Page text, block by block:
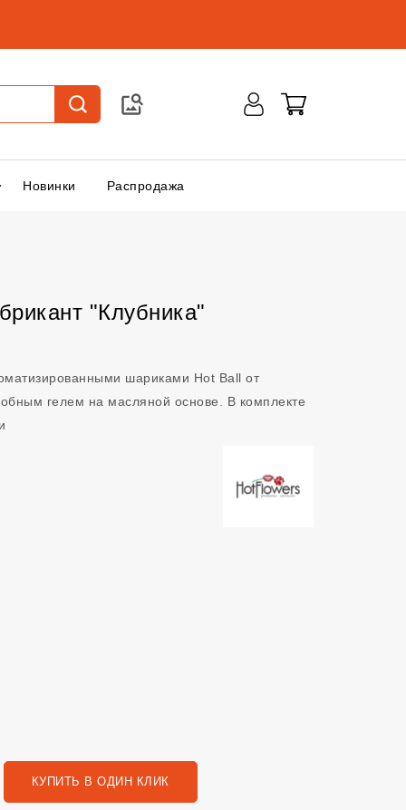
Новинки Распродажа
"Клубника"
шариками Hot Ball от
гелем на масляной основе. В комплекте
КУПИТЬ В ОДИН КЛИК